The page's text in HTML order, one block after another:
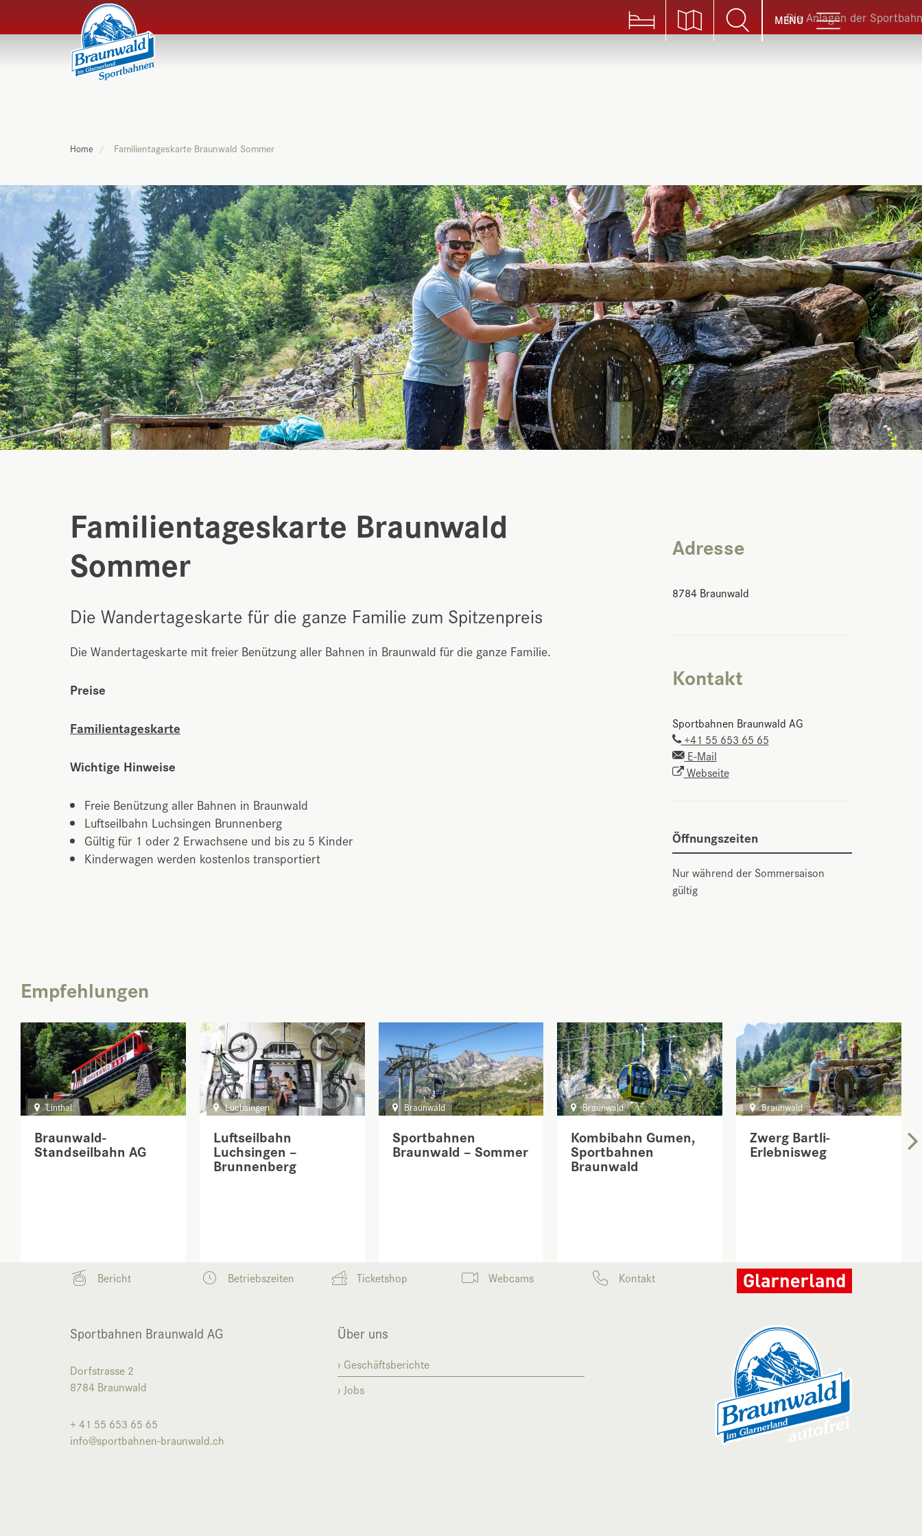
Die Anlagen der Sportbahnen
MENU
Home Familientageskarte Braunwald Sommer
Familientageskarte Braunwald
Sommer
Die Wandertageskarte für die ganze Familie zum Spitzenpreis
Die Wandertageskarte mit freier Benützung aller Bahnen in Braunwald für die ganze Familie.
Preise
Familientageskarte
Wichtige Hinweise
Freie Benützung aller Bahnen in Braunwald
Luftseilbahn Luchsingen Brunnenberg
Gültig für 1 oder 2 Erwachsene und bis zu 5 Kinder
Kinderwagen werden kostenlos transportiert
Adresse
8784 Braunwald
Kontakt
Sportbahnen Braunwald AG
+41 55 653 65 65
E-Mail
Webseite
Öffnungszeiten
Nur während der Sommersaison
gültig
Empfehlungen
Braunwald-
Standseilbahn AG
Linthal
Luftseilbahn
Luchsingen –
Brunnenberg
Luchsingen
Sportbahnen
Braunwald – Sommer
Braunwald
Kombibahn Gumen,
Sportbahnen
Braunwald
Braunwald
Zwerg Bartli-
Erlebnisweg
Braunwald
Bericht Betriebszeiten Ticketshop Webcams Kontakt
Sportbahnen Braunwald AG
Dorfstrasse 2
8784 Braunwald
+ 41 55 653 65 65
info@sportbahnen-braunwald.ch
Über uns
Geschäftsberichte
Jobs